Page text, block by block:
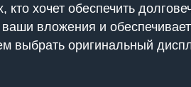
хочет обеспечить
вложения и
выбрать оригинальный